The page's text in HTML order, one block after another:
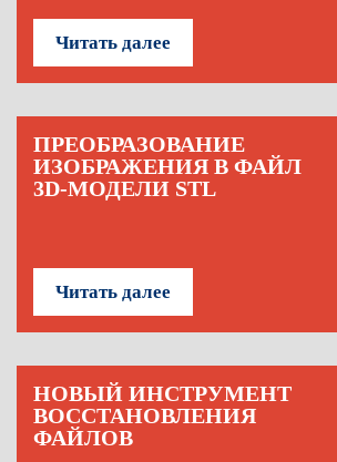
Читать далее
ПРЕОБРАЗОВАНИЕ
ИЗОБРАЖЕНИЯ В ФАЙЛ
3D-МОДЕЛИ STL
Читать далее
НОВЫЙ ИНСТРУМЕНТ
ВОССТАНОВЛЕНИЯ
ФАЙЛОВ